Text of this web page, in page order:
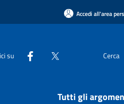
Accedi all'area
su Cerca
Tutti gli